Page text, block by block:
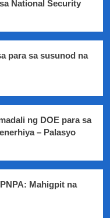
National Security
para sa susunod na
ng DOE para sa
– Palasyo
Mahigpit na